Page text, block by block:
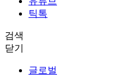
틱톡
검색
닫기
글로벌